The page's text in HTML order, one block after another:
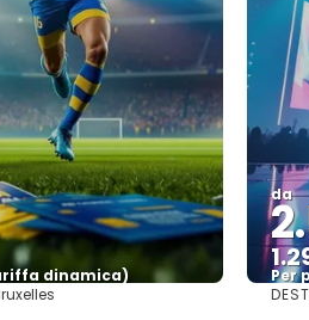
dinamica)
di più
da
Per